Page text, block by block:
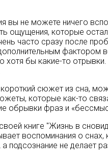
вы не можете ничего
ощущения, которые
часто сразу после
фактором
бы какие-то
сюжет из сна,
которые как-то
обрывки фраз и
книге "Жизнь в
воспоминания о
а подсознание не